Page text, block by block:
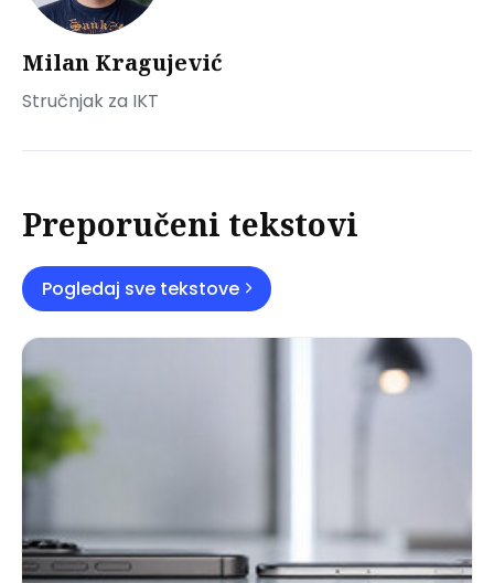
Milan Kragujević
Stručnjak za IKT
Preporučeni tekstovi
Pogledaj sve tekstove